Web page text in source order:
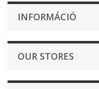
INFORMÁCIÓ
OUR STORES